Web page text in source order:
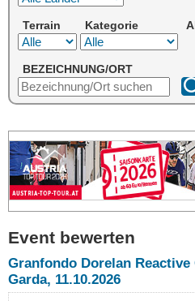
Terrain Kategorie
BEZEICHNUNG/ORT
Event bewerten
Granfondo Dorelan
Garda, 11.10.2026